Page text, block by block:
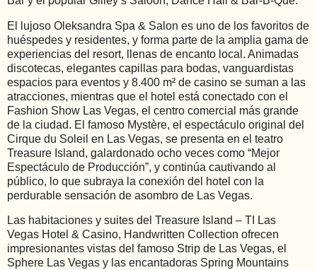
El lujoso Oleksandra Spa & Salon es uno de los favoritos de
huéspedes y residentes, y forma parte de la amplia gama de
experiencias del resort, llenas de encanto local. Animadas
discotecas, elegantes capillas para bodas, vanguardistas
espacios para eventos y 8.400 m² de casino se suman a las
atracciones, mientras que el hotel está conectado con el
Fashion Show Las Vegas, el centro comercial más grande
de la ciudad. El famoso Mystère, el espectáculo original del
Cirque du Soleil en Las Vegas, se presenta en el teatro
Treasure Island, galardonado ocho veces como “Mejor
Espectáculo de Producción”, y continúa cautivando al
público, lo que subraya la conexión del hotel con la
perdurable sensación de asombro de Las Vegas.
Las habitaciones y suites del Treasure Island – TI Las
Vegas Hotel & Casino, Handwritten Collection ofrecen
impresionantes vistas del famoso Strip de Las Vegas, el
Sphere Las Vegas y las encantadoras Spring Mountains